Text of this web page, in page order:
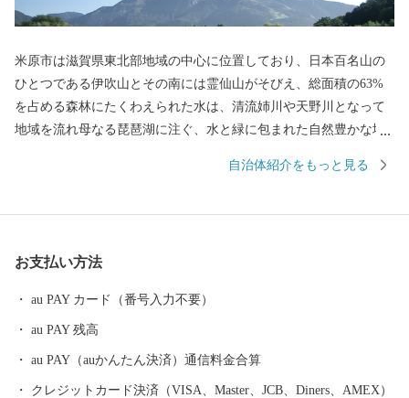
米原市は滋賀県東北部地域の中心に位置しており、日本百名山の
ひとつである伊吹山とその南には霊仙山がそびえ、総面積の63%
を占める森林にたくわえられた水は、清流姉川や天野川となって
地域を流れ母なる琵琶湖に注ぐ、水と緑に包まれた自然豊かな地
長岡のゲンジボタル、醒井の梅花藻など美しい自然や貴重な動植
す。 米原市のふるさと納税では近江牛やシュラフ、グランピング
自治体紹介をもっと見る
お支払い方法
au PAY カード（番号入力不要）
au PAY 残高
au PAY（auかんたん決済）通信料金合算
クレジットカード決済（VISA、Master、JCB、Diners、AMEX）